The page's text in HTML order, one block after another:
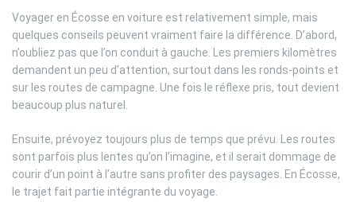
Voyager en Écosse en voiture est relativement simple, mais
quelques conseils peuvent vraiment faire la différence. D’abord,
n’oubliez pas que l’on conduit à gauche. Les premiers kilomètres
demandent un peu d’attention, surtout dans les ronds-points et
sur les routes de campagne. Une fois le réflexe pris, tout devient
beaucoup plus naturel.
Ensuite, prévoyez toujours plus de temps que prévu. Les routes
sont parfois plus lentes qu’on l’imagine, et il serait dommage de
courir d’un point à l’autre sans profiter des paysages. En Écosse,
le trajet fait partie intégrante du voyage.